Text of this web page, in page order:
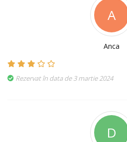
A
Anca
Rezervat în data de 3 martie 2024
D